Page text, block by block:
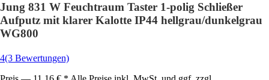
Jung 831 W Feuchtraum Taster 1-polig Schließer
Aufputz mit klarer Kalotte IP44 hellgrau/dunkelgrau
WG800
4(3 Bewertungen)